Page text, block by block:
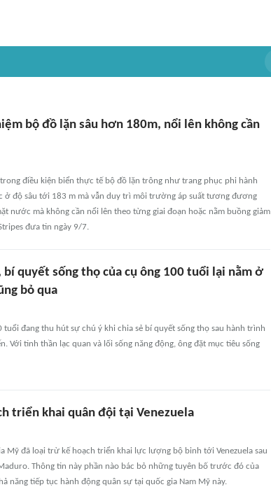
bộ đồ lặn sâu hơn 180m, nổi lên không cần
điều kiện biển thực tế bộ đồ lặn trông như trang phục phi hành
ở độ sâu tới 183 m mà vẫn duy trì môi trường áp suất tương đương
nước mà không cần nổi lên theo từng giai đoạn hoặc nằm buồng giảm
đưa tin ngày 9/7.
bí quyết sống thọ của cụ ông 100 tuổi lại nằm ở
bỏ qua
đang thu hút sự chú ý khi chia sẻ bí quyết sống thọ sau hành trình
Với tinh thần lạc quan và lối sống năng động, ông đặt mục tiêu sống
triển khai quân đội tại Venezuela
Mỹ đã loại trừ kế hoạch triển khai lực lượng bộ binh tới Venezuela sau
Thông tin này phần nào bác bỏ những tuyên bố trước đó của
năng tiếp tục hành động quân sự tại quốc gia Nam Mỹ này.